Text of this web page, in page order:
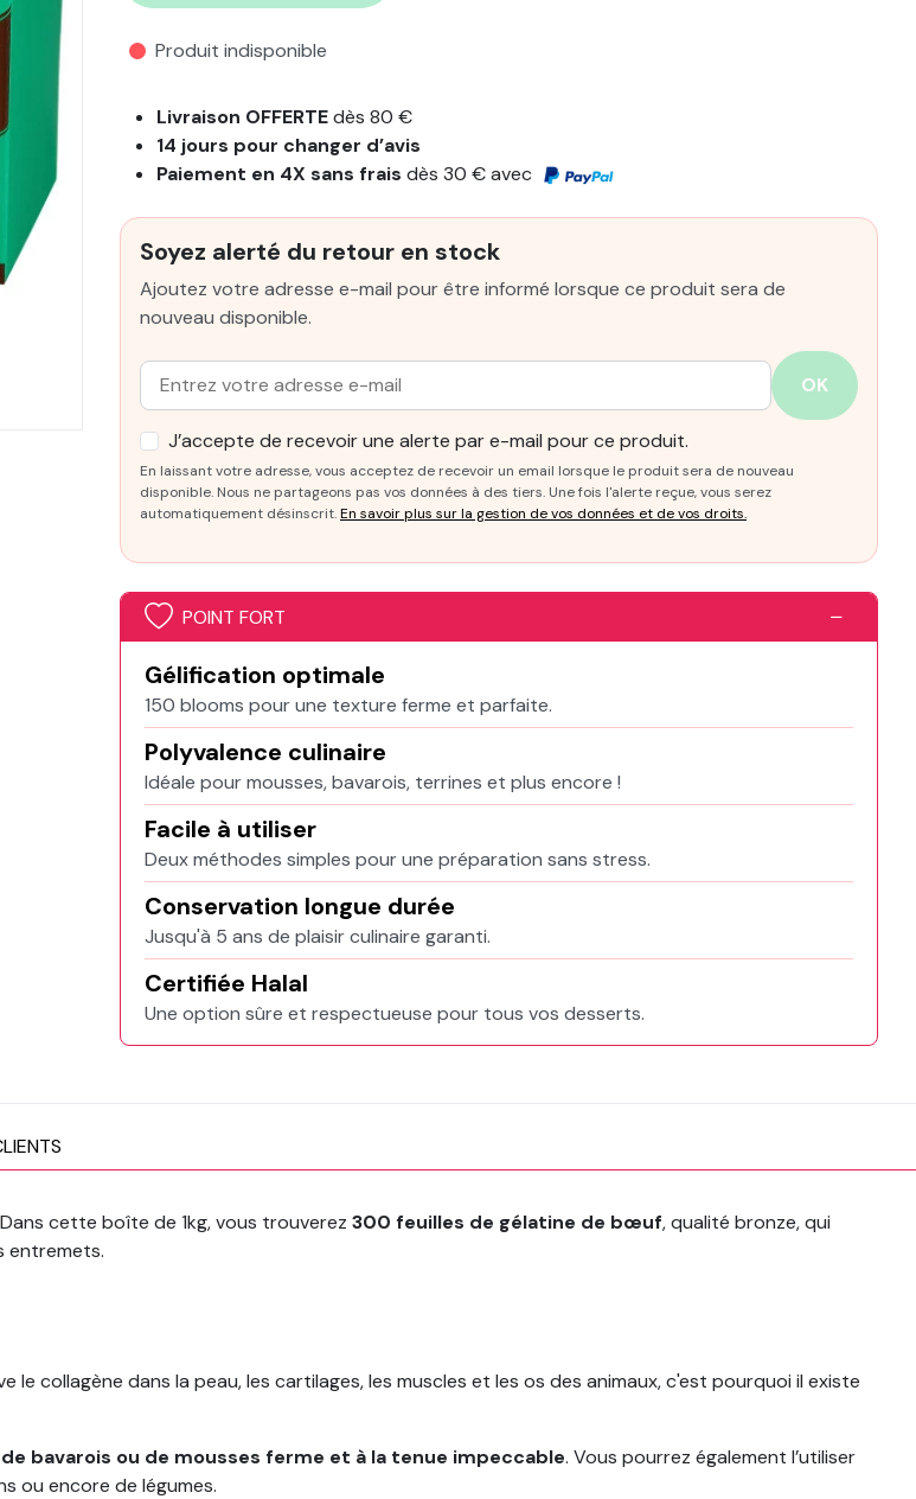
Produit indisponible
Livraison OFFERTEdès 80 €
14 jours pour changer d’avis
Paiement en 4X sans fraisdès 30 € avec
Soyez alerté du retour en stock
Ajoutez votre adresse e-mail pour être informé lorsque ce produit sera de
nouveau disponible.
Email :
OK
J’accepte de recevoir une alerte par e-mail pour ce produit.
En laissant votre adresse, vous acceptez de recevoir un email lorsque le produit sera de nouveau
disponible. Nous ne partageons pas vos données à des tiers. Une fois l'alerte reçue, vous serez
automatiquement désinscrit.En savoir plus sur la gestion de vos données et de vos droits.
POINT FORT
Gélification optimale
150 blooms pour une texture ferme et parfaite.
Polyvalence culinaire
Idéale pour mousses, bavarois, terrines et plus encore !
Facile à utiliser
Deux méthodes simples pour une préparation sans stress.
Conservation longue durée
Jusqu'à 5 ans de plaisir culinaire garanti.
Certifiée Halal
Une option sûre et respectueuse pour tous vos desserts.
cette boîte de 1kg, vous trouverez 300 feuilles de gélatine de bœuf, qualité bronze, qui
entremets.
le collagène dans la peau, les cartilages, les muscles et les os des animaux, c'est pourquoi il existe
bavarois ou de mousses ferme et à la tenue impeccable. Vous pourrez également l’utiliser
ou encore de légumes.